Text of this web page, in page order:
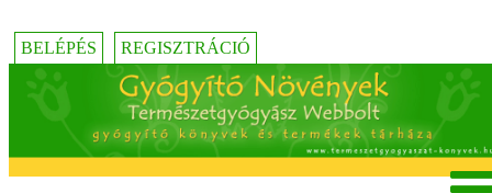
BELÉPÉS REGISZTRÁCIÓ